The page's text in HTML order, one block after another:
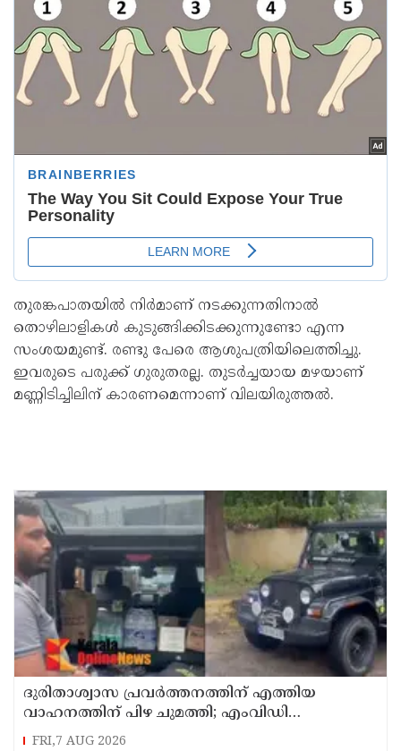
തുരങ്കപാതയില്‍ നിര്‍മാണ് നടക്കുന്നതിനാല്‍
തൊഴിലാളികള്‍ കുടുങ്ങിക്കിടക്കുന്നുണ്ടോ എന്ന
സംശയമുണ്ട്. രണ്ടു പേരെ ആശുപത്രിയിലെത്തിച്ചു.
ഇവരുടെ പരുക്ക് ​ഗുരുതരല്ല. തുടർച്ചയായ മഴയാണ്
മണ്ണിടിച്ചിലിന് കാരണമെന്നാണ് വിലയിരുത്തൽ.
ദുരിതാശ്വാസ പ്രവർത്തനത്തിന് എത്തിയ
വാഹനത്തിന് പിഴ ചുമത്തി; എംവിഡി
ഉദ്യോഗസ്ഥന് സസ്പെൻഷൻ
FRI,7 AUG 2026